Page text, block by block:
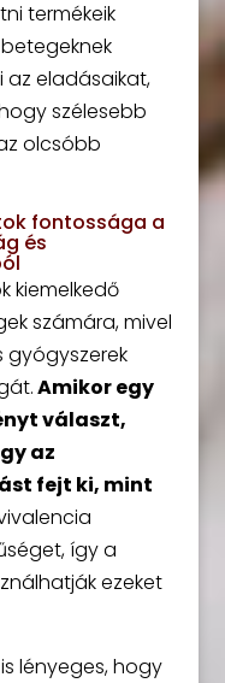
termékeik
az eladásaikat,
szélesebb
olcsóbb
fontossága a
és
kiemelkedő
számára, mivel
gyógyszerek
Amikor egy
választ,
az
fejt ki, mint
így a
ezeket
lényeges, hogy